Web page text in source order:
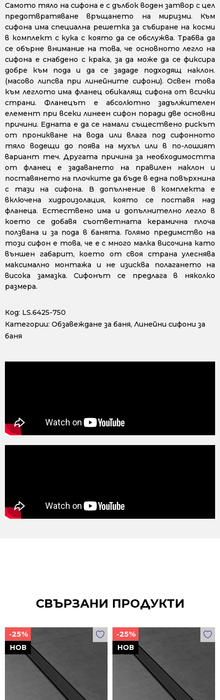
Самото тяло на сифона е с дълбок воден затвор с цел
предотвратяване връщането на миризми. Към
сифона има специална решетка за събиране на косми
в комплект с кука с която да се обслужва. Трабва да
се обърне внимание на това, че основното легло на
сифона е снабдено с крака, за да може да се фиксира
добре към пода и да се зададе подходящ наклон.
(масово липсва при линейните сифони). Освен това
към леглото има фланец обикалящ сифона от всички
страни. Фланецът е абсолютно задължителен
елемент при всеки линеен сифон поради две основни
причини. Едната е да се намали съществено рискът
от проникване на вода или влага под сифонното
тяло водещи до поява на мухъл или в по-лошият
вариант теч. Другата причина за необходимостта
от фланец е задаването на правилен наклон и
поставянето на плочките да бъде в една повърхнина
с тази на сифона. В допълнение в комплекта е
включена хидроизолация, която се поставя над
фланеца. Естествено има и допълнително легло в
което се добавя съответната керамична плоча
ползвана и за пода в банята. Голямо предимство на
този сифон е това, че е с много малка височина като
външен габарит, което от своя страна улеснява
максимално монтажа и не изисква полагането на
висока замазка. Сифонът се предлага в няколко
размера.
Код: LS.6425-750
Категории: Обзавеждане за баня, Линейни сифони за
баня
СВЪРЗАНИ ПРОДУКТИ
НОВ
-25%
НОВ
-25%